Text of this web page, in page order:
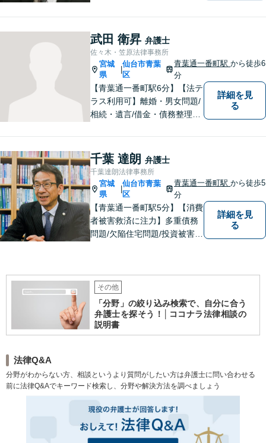
武田 衛昇 弁護士
佐々木・笠原法律事務所
宮城
県
仙台市青葉
区
青葉通一番町駅から徒歩6
分
【青葉通一番町駅6分】【法テ
ラス利用可】離婚・男女問題/
相続・遺言/借金・債務整理に
い。依頼者様がお悩みに向き
合い、前を向いて新たな一歩
を踏み出す手助けをしたいと
思っております。【完全個室
で相談可】
詳細を見
る
千葉 達朗 弁護士
千葉達朗法律事務所
宮城
県
仙台市青葉
区
青葉通一番町駅から徒歩5
分
【青葉通一番町駅5分】【消費
者被害救済に注力】多重債務
問題/欠陥住宅問題/投資被害問
意向を最大限汲み取るべく、
丁寧なヒアリングと相談環境
の整備に努めています。
詳細を見
る
その他
「分野」の絞り込み検索で、自分に合う
弁護士を探そう！│ココナラ法律相談の
説明書
法律Q&A
分野がわからない方、相談というより質問がしたい方は弁護士に問い合わせる
前に法律Q&Aでキーワード検索し、分野や解決方法を調べましょう